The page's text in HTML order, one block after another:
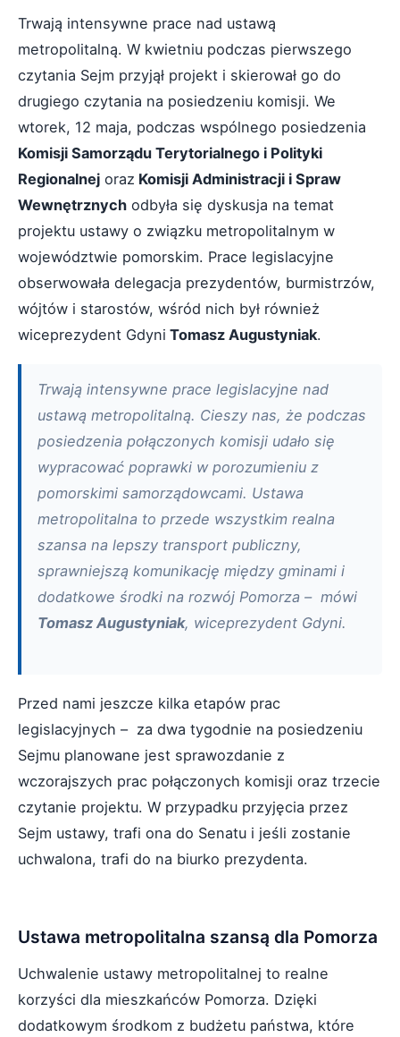
Trwają intensywne prace nad ustawą
metropolitalną. W kwietniu podczas pierwszego
czytania Sejm przyjął projekt i skierował go do
drugiego czytania na posiedzeniu komisji. We
wtorek, 12 maja, podczas wspólnego posiedzenia
Komisji Samorządu Terytorialnego i Polityki
Regionalnej oraz Komisji Administracji i Spraw
Wewnętrznych odbyła się dyskusja na temat
projektu ustawy o związku metropolitalnym w
województwie pomorskim. Prace legislacyjne
obserwowała delegacja prezydentów, burmistrzów,
wójtów i starostów, wśród nich był również
wiceprezydent Gdyni Tomasz Augustyniak.
Trwają intensywne prace legislacyjne nad
ustawą metropolitalną. Cieszy nas, że podczas
posiedzenia połączonych komisji udało się
wypracować poprawki w porozumieniu z
pomorskimi samorządowcami. Ustawa
metropolitalna to przede wszystkim realna
szansa na lepszy transport publiczny,
sprawniejszą komunikację między gminami i
dodatkowe środki na rozwój Pomorza – mówi
Tomasz Augustyniak, wiceprezydent Gdyni.
Przed nami jeszcze kilka etapów prac
legislacyjnych – za dwa tygodnie na posiedzeniu
Sejmu planowane jest sprawozdanie z
wczorajszych prac połączonych komisji oraz trzecie
czytanie projektu. W przypadku przyjęcia przez
Sejm ustawy, trafi ona do Senatu i jeśli zostanie
uchwalona, trafi do na biurko prezydenta.
Ustawa metropolitalna szansą dla Pomorza
Uchwalenie ustawy metropolitalnej to realne
korzyści dla mieszkańców Pomorza. Dzięki
dodatkowym środkom z budżetu państwa, które